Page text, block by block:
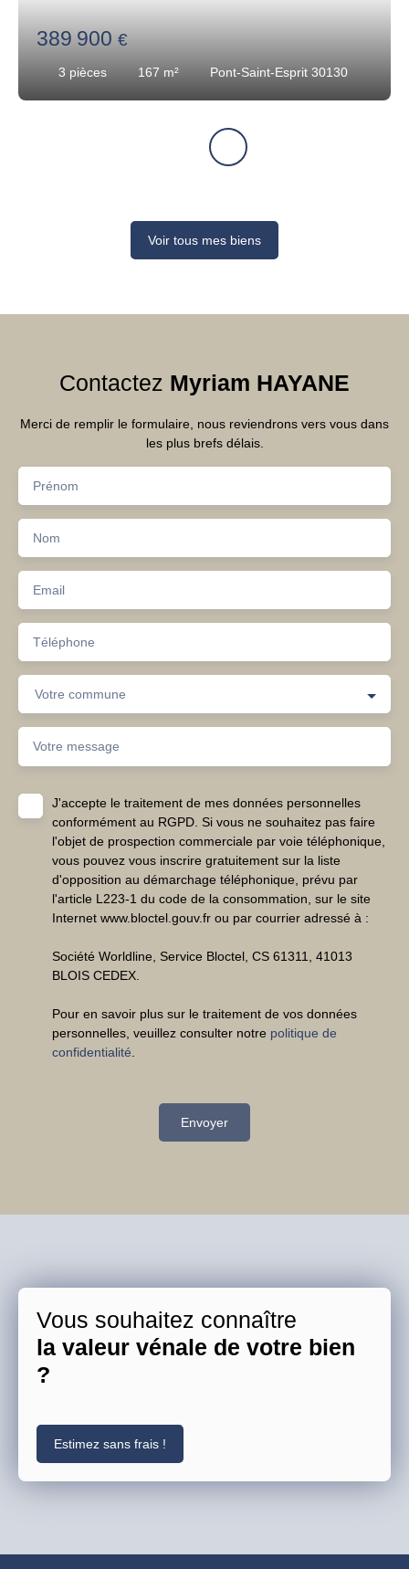
389 900 €
3 pièces 167 m² Pont-Saint-Esprit 30130
Voir tous mes biens
Contactez Myriam HAYANE
Merci de remplir le formulaire, nous reviendrons vers vous dans
les plus brefs délais.
Prénom
Nom
Email
Téléphone
Votre commune
Votre message
J'accepte le traitement de mes données personnelles
conformément au RGPD. Si vous ne souhaitez pas faire
l'objet de prospection commerciale par voie téléphonique,
vous pouvez vous inscrire gratuitement sur la liste
d'opposition au démarchage téléphonique, prévu par
l'article L223-1 du code de la consommation, sur le site
Internet www.bloctel.gouv.fr ou par courrier adressé à :
Société Worldline, Service Bloctel, CS 61311, 41013
BLOIS CEDEX.
Pour en savoir plus sur le traitement de vos données
personnelles, veuillez consulter notre politique de
confidentialité
Envoyer
Vous souhaitez connaître
la valeur vénale de votre bien
?
Estimez sans frais !